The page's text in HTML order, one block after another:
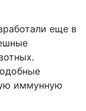
еще в
иммунную